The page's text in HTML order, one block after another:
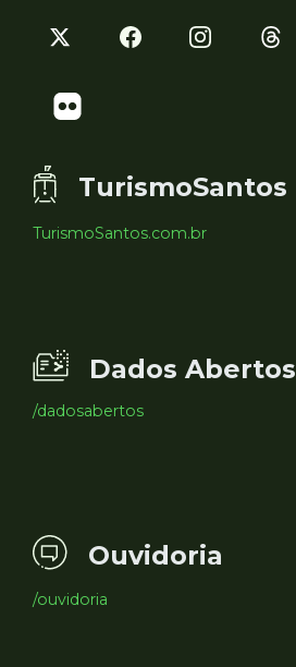
TurismoSantos
TurismoSantos.com.br
Dados Abertos
/dadosabertos
Ouvidoria
/ouvidoria